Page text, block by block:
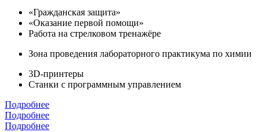
«Гражданская защита»
«Оказание первой помощи»
Работа на стрелковом тренажёре
Зона проведения лабораторного практикума по химии
3D-принтеры
Станки с программным управлением
Подробнее
Подробнее
Подробнее